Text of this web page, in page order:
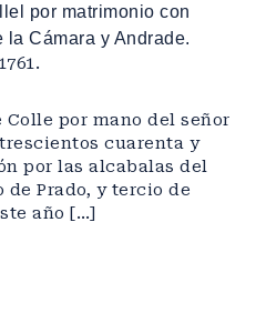
por matrimonio con
la Cámara y Andrade.
Colle por mano del señor
cuarenta y
por las alcabalas del
de Prado, y tercio de
año […]